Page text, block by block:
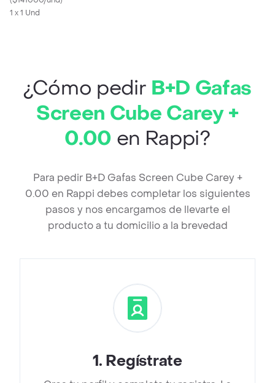
1 x 1 Und
¿Cómo pedir B+D Gafas
Screen Cube Carey +
0.00 en Rappi?
Para pedir B+D Gafas Screen Cube Carey +
0.00 en Rappi debes completar los siguientes
pasos y nos encargamos de llevarte el
producto a tu domicilio a la brevedad
1. Regístrate